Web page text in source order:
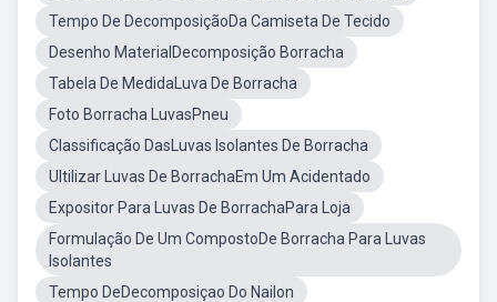
Tempo De DecomposiçãoDa Camiseta De Tecido
Desenho MaterialDecomposição Borracha
Tabela De MedidaLuva De Borracha
Foto Borracha LuvasPneu
Classificação DasLuvas Isolantes De Borracha
Ultilizar Luvas De BorrachaEm Um Acidentado
Expositor Para Luvas De BorrachaPara Loja
Formulação De Um CompostoDe Borracha Para Luvas
Isolantes
Tempo DeDecomposiçao Do Nailon